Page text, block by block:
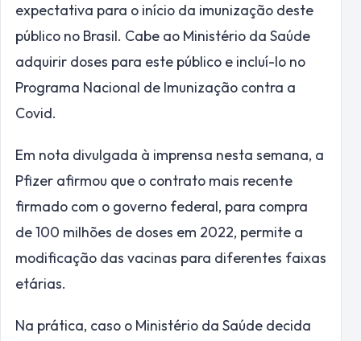
expectativa para o início da imunização deste
público no Brasil. Cabe ao Ministério da Saúde
adquirir doses para este público e incluí-lo no
Programa Nacional de Imunização contra a
Covid.
Em nota divulgada à imprensa nesta semana, a
Pfizer afirmou que o contrato mais recente
firmado com o governo federal, para compra
de 100 milhões de doses em 2022, permite a
modificação das vacinas para diferentes faixas
etárias.
Na prática, caso o Ministério da Saúde decida